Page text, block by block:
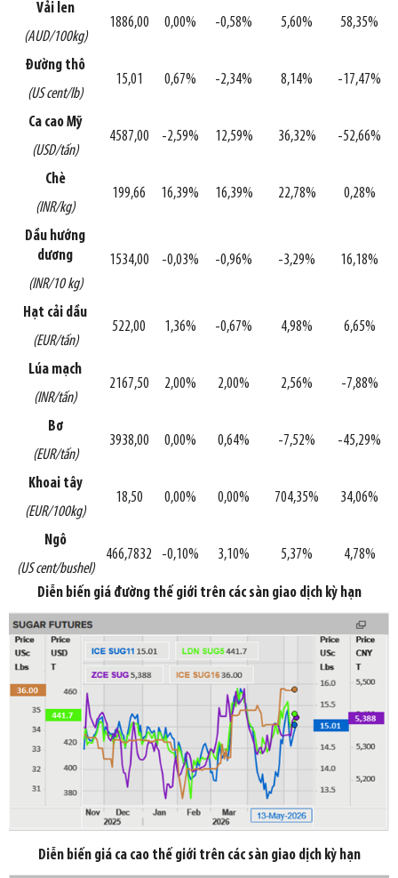
Vải len
(AUD/100kg)
1886,00 0,00% -0,58% 5,60% 58,35%
Đường thô
(US cent/lb)
15,01 0,67% -2,34% 8,14% -17,47%
Ca cao Mỹ
(USD/tấn)
4587,00 -2,59% 12,59% 36,32% -52,66%
Chè
(INR/kg)
199,66 16,39% 16,39% 22,78% 0,28%
Dầu hướng
dương
(INR/10 kg)
1534,00 -0,03% -0,96% -3,29% 16,18%
Hạt cải dầu
(EUR/tấn)
522,00 1,36% -0,67% 4,98% 6,65%
Lúa mạch
(INR/tấn)
2167,50 2,00% 2,00% 2,56% -7,88%
Bơ
(EUR/tấn)
3938,00 0,00% 0,64% -7,52% -45,29%
Khoai tây
(EUR/100kg)
18,50 0,00% 0,00% 704,35% 34,06%
Ngô
(US cent/bushel)
466,7832 -0,10% 3,10% 5,37% 4,78%
Diễn biến giá đường thế giới trên các sàn giao dịch kỳ hạn
Diễn biến giá ca cao thế giới trên các sàn giao dịch kỳ hạn